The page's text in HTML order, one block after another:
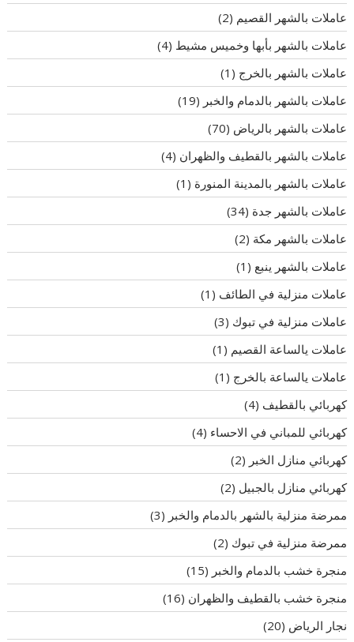
عاملات بالشهر القصيم (2)
عاملات بالشهر بأبها وخميس مشيط (4)
عاملات بالشهر بالخرج (1)
عاملات بالشهر بالدمام والخبر (19)
عاملات بالشهر بالرياض (70)
عاملات بالشهر بالقطيف والظهران (4)
عاملات بالشهر بالمدينة المنورة (1)
عاملات بالشهر جدة (34)
عاملات بالشهر مكة (2)
عاملات بالشهر ينبع (1)
عاملات منزلية في الطائف (1)
عاملات منزلية في تبوك (3)
عاملات يالساعة القصيم (1)
عاملات يالساعة بالخرج (1)
كهربائي بالقطيف (4)
كهربائي للمباني في الاحساء (4)
كهربائي منازل الخبر (2)
كهربائي منازل بالجبيل (2)
ممرضة منزلية بالشهر بالدمام والخبر (3)
ممرضة منزلية في تبوك (2)
منجرة خشب بالدمام والخبر (15)
منجرة خشب بالقطيف والظهران (16)
نجار الرياض (20)